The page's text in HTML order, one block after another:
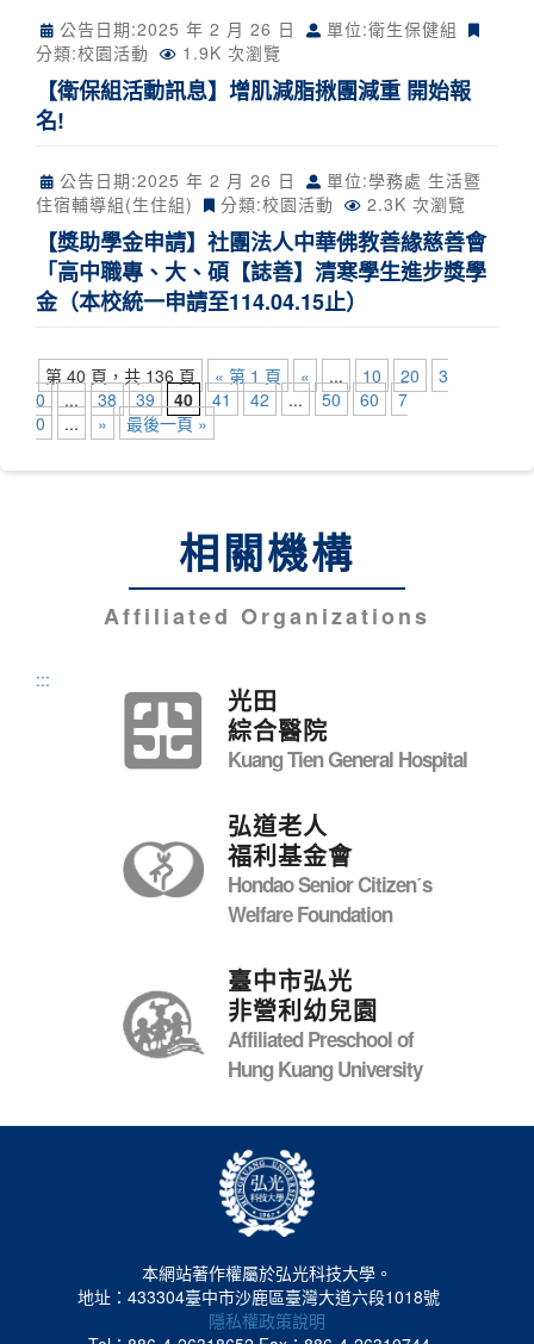
公告日期:2025 年 2 月 26 日
單位:衛生保健組
分類:校園活動 1.9K 次瀏覽
【衛保組活動訊息】增肌減脂揪團減重 開始報
名!
公告日期:2025 年 2 月 26 日
單位:學務處 生活暨
住宿輔導組(生住組)
分類:校園活動 2.3K 次瀏覽
【獎助學金申請】社團法人中華佛教善緣慈善會
「高中職專、大、碩【誌善】清寒學生進步獎學
金（本校統一申請至114.04.15止）
第 40 頁，共 136 頁 « 第 1 頁 « ... 10 20
3
0
... 38 39 40 41 42 ... 50 60
7
0
... » 最後一頁 »
相關機構
Affiliated Organizations
:::
光田
綜合醫院
Kuang Tien General Hospital
弘道老人
福利基金會
Hondao Senior Citizenˊs
Welfare Foundation
臺中市弘光
非營利幼兒園
Affiliated Preschool of
Hung Kuang University
本網站著作權屬於弘光科技大學。
地址：433304臺中市沙鹿區臺灣大道六段1018號
隱私權政策說明